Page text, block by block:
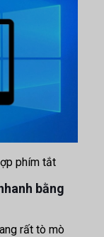
phím tắt
bằng
rất tò mò